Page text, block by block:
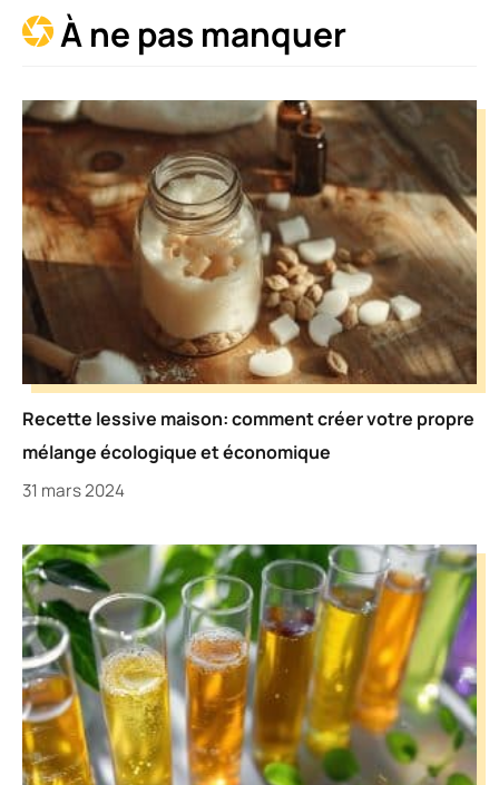
À ne pas manquer
Recette lessive maison: comment créer votre propre
mélange écologique et économique
31 mars 2024